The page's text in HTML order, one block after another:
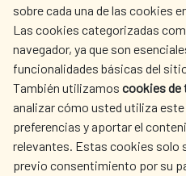
sobre cada una de las cookies
Las cookies categorizadas
navegador, ya que son
funcionalidades básicas del
También utilizamos cookies de
analizar cómo usted utiliza
preferencias y aportar el
relevantes. Estas cookies solo
previo consentimiento por su
AECID
SPANISH HUMANITARIAN
ACTION
CULTURE AND SCIENCE